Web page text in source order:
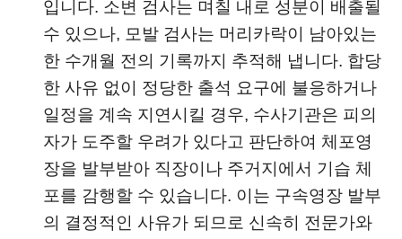
입니다. 소변 검사는 며칠 내로 성분이 배출될
수 있으나, 모발 검사는 머리카락이 남아있는
한 수개월 전의 기록까지 추적해 냅니다. 합당
한 사유 없이 정당한 출석 요구에 불응하거나
일정을 계속 지연시킬 경우, 수사기관은 피의
자가 도주할 우려가 있다고 판단하여 체포영
장을 발부받아 직장이나 주거지에서 기습 체
포를 감행할 수 있습니다. 이는 구속영장 발부
의 결정적인 사유가 되므로 신속히 전문가와